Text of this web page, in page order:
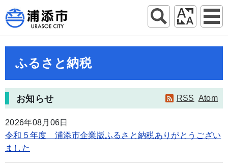
ふるさと納税
お知らせ RSS Atom
2026年08月06日
令和５年度 浦添市企業版ふるさと納税ありがとうござい
ました